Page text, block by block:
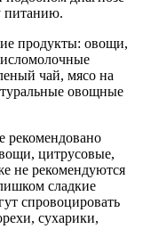
питанию.
продукты: овощи,
чай, мясо на
овощные
рекомендовано
цитрусовые,
не рекомендуются
сладкие
спровоцировать
сухарики,